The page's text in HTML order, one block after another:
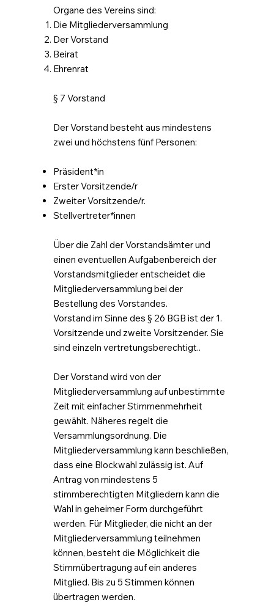
Organe des Vereins sind:
Die Mitgliederversammlung
Der Vorstand
Beirat
Ehrenrat
§ 7 Vorstand
Der Vorstand besteht aus mindestens
zwei und höchstens fünf Personen:
Präsident*in
Erster Vorsitzende/r
Zweiter Vorsitzende/r.
Stellvertreter*innen
Über die Zahl der Vorstandsämter und
einen eventuellen Aufgabenbereich der
Vorstandsmitglieder entscheidet die
Mitgliederversammlung bei der
Bestellung des Vorstandes.
Vorstand im Sinne des § 26 BGB ist der 1.
Vorsitzende und zweite Vorsitzender. Sie
sind einzeln vertretungsberechtigt..
Der Vorstand wird von der
Mitgliederversammlung auf unbestimmte
Zeit mit einfacher Stimmenmehrheit
gewählt. Näheres regelt die
Versammlungsordnung. Die
Mitgliederversammlung kann beschließen,
dass eine Blockwahl zulässig ist. Auf
Antrag von mindestens 5
stimmberechtigten Mitgliedern kann die
Wahl in geheimer Form durchgeführt
werden. Für Mitglieder, die nicht an der
Mitgliederversammlung teilnehmen
können, besteht die Möglichkeit die
Stimmübertragung auf ein anderes
Mitglied. Bis zu 5 Stimmen können
übertragen werden.